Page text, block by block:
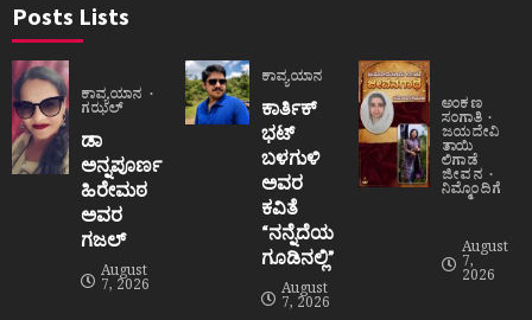
Posts Lists
ಕಾವ್ಯಯಾನ
ಗಝಲ್
ಡಾ
ಅನ್ನಪೂರ್ಣ
ಹಿರೇಮಠ
ಅವರ
ಗಜಲ್
August
7, 2026
ಕಾವ್ಯಯಾನ
ಕಾರ್ತಿಕ್
ಭಟ್
ಬಳಗುಳಿ
ಅವರ
ಕವಿತೆ
“ನನ್ನೆದೆಯ
ಗೂಡಿನಲ್ಲಿ”
August
7, 2026
ಅಂಕಣ
ಸಂಗಾತಿ
ಜಯದೇವಿ
ತಾಯಿ
ಲಿಗಾಡೆ
ಜೀವನ
ನಿಮ್ಮೊಂದಿಗೆ
August
7,
2026